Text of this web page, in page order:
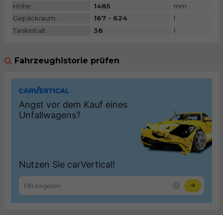
Höhe:
1485
mm
Gepäckraum:
167 - 624
l
Tankinhalt:
38 l
Fahrzeughistorie prüfen